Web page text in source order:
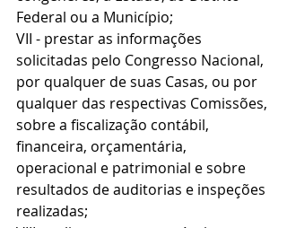
Federal ou a Município;
VII - prestar as informações
solicitadas pelo Congresso Nacional,
por qualquer de suas Casas, ou por
qualquer das respectivas Comissões,
sobre a fiscalização contábil,
financeira, orçamentária,
operacional e patrimonial e sobre
resultados de auditorias e inspeções
realizadas;